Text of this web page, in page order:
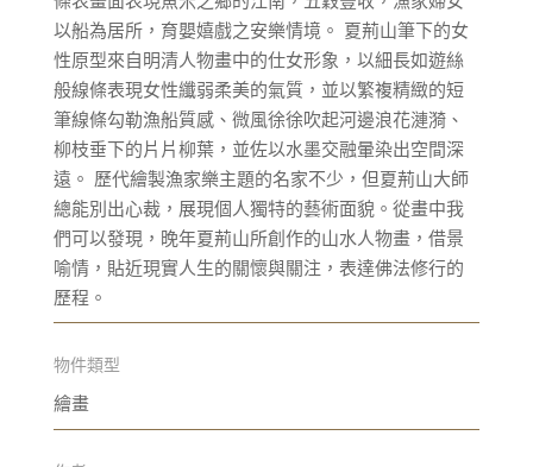
以船為居所，育嬰嬉戲之安樂情境。 夏荊山筆下的女
性原型來自明清人物畫中的仕女形象，以細長如遊絲
般線條表現女性纖弱柔美的氣質，並以繁複精緻的短
筆線條勾勒漁船質感、微風徐徐吹起河邊浪花漣漪、
柳枝垂下的片片柳葉，並佐以水墨交融暈染出空間深
遠。 歷代繪製漁家樂主題的名家不少，但夏荊山大師
總能別出心裁，展現個人獨特的藝術面貌。從畫中我
們可以發現，晚年夏荊山所創作的山水人物畫，借景
喻情，貼近現實人生的關懷與關注，表達佛法修行的
歷程。
物件類型
繪畫